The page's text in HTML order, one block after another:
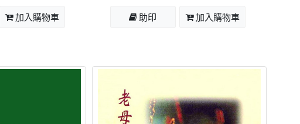
加入購物車 助印 加入購物車